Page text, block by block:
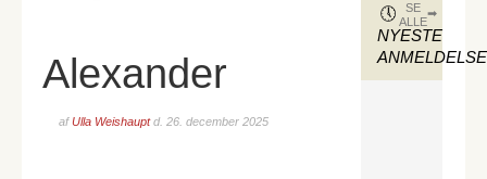
Alexander
afUlla Weishauptd. 26. december 2025
NYESTE
SE
ALLE